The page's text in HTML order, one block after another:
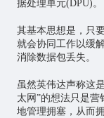
据处理单元(DPU)。
其基本思想是，只
就会协同工作以缓
消除数据包丢失。
虽然英伟达声称这
太网”的想法只是
地管理拥塞，从而